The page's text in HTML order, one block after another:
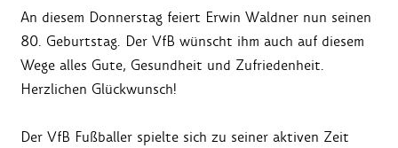
An diesem Donnerstag feiert Erwin Waldner nun seinen
80. Geburtstag. Der VfB wünscht ihm auch auf diesem
Wege alles Gute, Gesundheit und Zufriedenheit.
Herzlichen Glückwunsch!
Der VfB Fußballer spielte sich zu seiner aktiven Zeit